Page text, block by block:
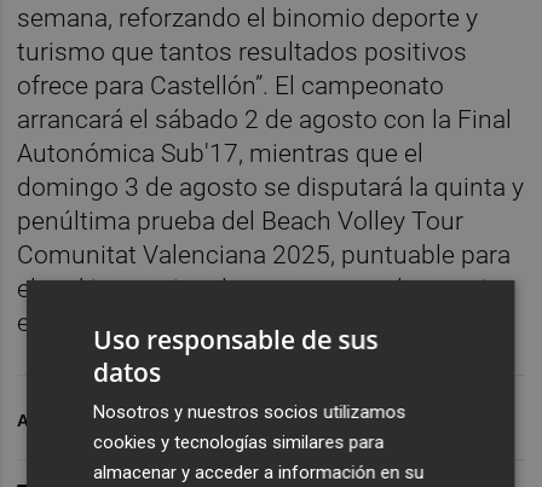
semana, reforzando el binomio deporte y
turismo que tantos resultados positivos
ofrece para Castellón”. El campeonato
arrancará el sábado 2 de agosto con la Final
Autonómica Sub'17, mientras que el
domingo 3 de agosto se disputará la quinta y
penúltima prueba del Beach Volley Tour
Comunitat Valenciana 2025, puntuable para
el ranking nacional y con reparto de premios
en metálico.
ARCHIVADO EN AYUNTAMIENTO DE CASTELLÓ
Uso responsable de sus
datos
Nosotros y nuestros socios utilizamos
cookies y tecnologías similares para
almacenar y acceder a información en su